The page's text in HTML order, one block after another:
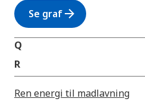
Se grafarrow_forward
Q
R
Ren energi til madlavning